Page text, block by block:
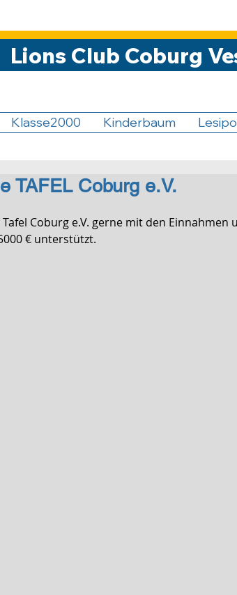
Lions Club Coburg
Klasse2000 Kinderbaum
TAFEL Coburg e.V.
Coburg e.V. gerne mit den Einnahmen
€ unterstützt.